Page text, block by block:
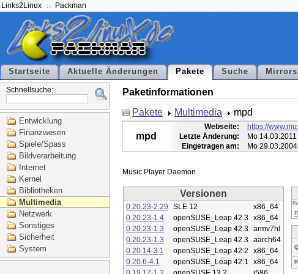
Links2Linux Packman
Startseite Aktuelle Änderungen Pakete Suche Mirrors
Schnellsuche:
Entwicklung
Finanzwesen
Spiele/Spass
Bildverarbeitung
Internet
Kernel
Bibliotheken
Multimedia
Netzwerk
Sonstiges
Sicherheit
System
Paketinformationen
Pakete
Multimedia mpd
mpd
Webseite:
https://
Letzte Änderung:
Mo
Eingetragen am:
Mo
Versionen
0.20.23-2.29 SLE 12
x86_64
0.20.23-1.4
openSUSE_Leap 42.3 x86_64
0.20.23-1.3
openSUSE_Leap 42.3 armv7hl
0.20.23-1.3
openSUSE_Leap 42.3 aarch64
0.20.14-3.1
openSUSE_Leap 42.2
x86_64
0.20.6-4.1
openSUSE_Leap 42.1
x86_64